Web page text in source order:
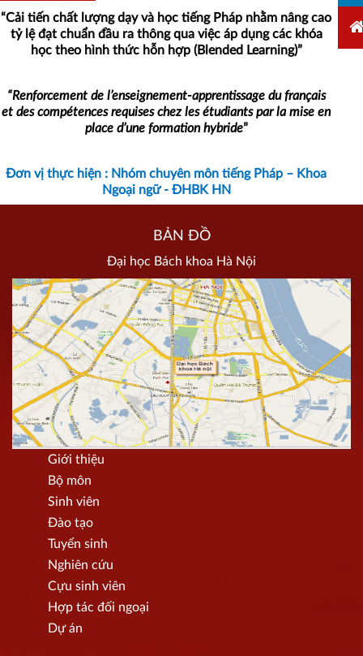
Learning
“Cải tiến chất lượngdạy và học tiếng Pháp nhằm nâng cao
tỷ lệ đạt chuẩn đầu ra thôngqua việc áp dụng các khóa
học theo hình thức hỗn hợp (Blended Learning)”
“Renforcement de l’enseignement-apprentissage du français
et des compétences requises chez les étudiants par la mise en
place d’une formation hybride”
Đơn vị thực hiện : Nhóm chuyên môn tiếng Pháp – Khoa
Ngoại ngữ - ĐHBK HN
BẢN ĐỒ
Đại học Bách khoa Hà Nội
Giới thiệu
Bộ môn
Sinh viên
Đào tạo
Tuyển sinh
Nghiên cứu
Cựu sinh viên
Hợp tác đối ngoại
Dự án